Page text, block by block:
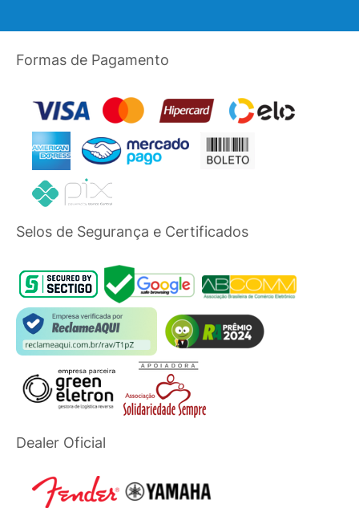
Formas de Pagamento
Selos de Segurança e Certificados
Dealer Oficial